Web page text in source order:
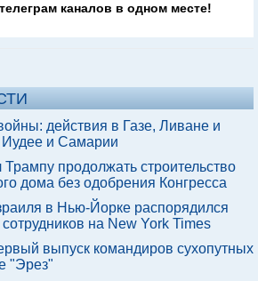
каналов в одном месте!
действия в Газе, Ливане и
и Самарии
Трампу продолжать строительство
дома без одобрения Конгресса
в Нью-Йорке распорядился
на New York Times
выпуск командиров сухопутных
"Эрез"